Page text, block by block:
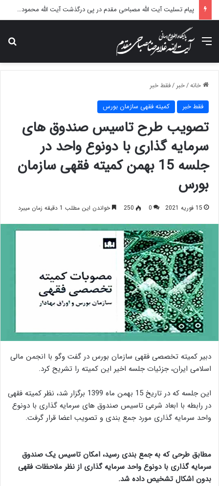
پیام تسلیت آیت الله مصباحی مقدم در پی درگذشت آیت الله محمودی گلپایگانی
منو
خانه/خبر /فقط خبر
فقط خبر کمیته فقهی سازمان بورس
تصویب طرح تاسیس صندوق های
سرمایه گذاری با دونوع واحد در
جلسه 15 بهمن کمیته فقهی سازمان
بورس
15 فوریه 2021 0
250 خواندن این مطلب 1 دقیقه زمان میبرد
دبیر کمیته تخصصی فقهی سازمان بورس در گفت وگو با انجمن مالی
اسلامی ایران، جزئیات جلسه اخیر این کمیته را تشریح کرد.
این جلسه که در تاریخ 15 بهمن ماه 1399 برگزار شد، نظر کمیته فقهی
در رابطه با ابعاد شرعی تاسیس صندوق های سرمایه گذاری با دونوع
واحد سرمایه گذاری مورد جمع بندی و تصویب اعضا قرار گرفت.
مطابق طرحی که به جمع بندی رسید، امکان تاسیس یک صندوق
سرمایه گذاری با دونوع واحد سرمایه گذاری از نظر ملاحظات فقهی
بدون اشکال تشخیص داده شد.